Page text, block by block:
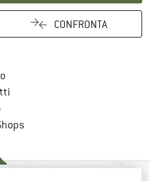
CONFRONTA
Vai alla politica di recesso qui